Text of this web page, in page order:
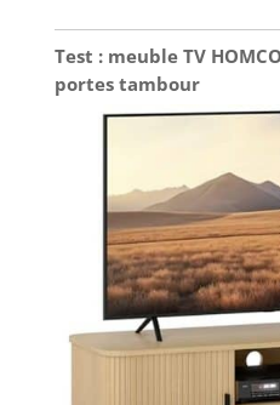
Test : meuble TV
portes tambour